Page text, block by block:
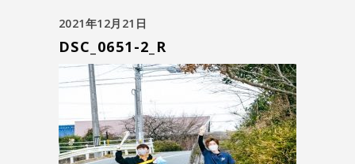
2021年12月21日
DSC_0651-2_R